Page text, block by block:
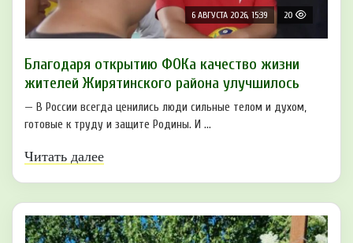
6 АВГУСТА 2026, 15:39 20
Благодаря открытию ФОКа качество жизни
жителей Жирятинского района улучшилось
— В России всегда ценились люди сильные телом и духом,
готовые к труду и защите Родины. И ...
Читать далее